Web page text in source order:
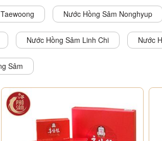
Nước Hồng Sâm Nonghyup
Nước Hồng Sâm Linh Chi Nước
Sâm